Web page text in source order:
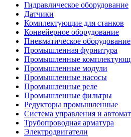
Гидравлическое оборудование
Датчики
Комплектующие для станков
Конвейерное оборудование
Пневматическое оборудование
Промышленная фурнитура
Промышленные
Промышленные модули
Промышленные насосы
Промышленные реле
Промышленные фильтры
Редукторы промышленные
Система управления и
Трубопроводная арматура
Электродвигатели